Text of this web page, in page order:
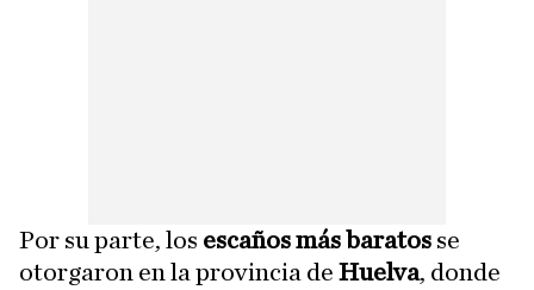
Por su parte, los escaños más baratos se
otorgaron en la provincia de Huelva, donde